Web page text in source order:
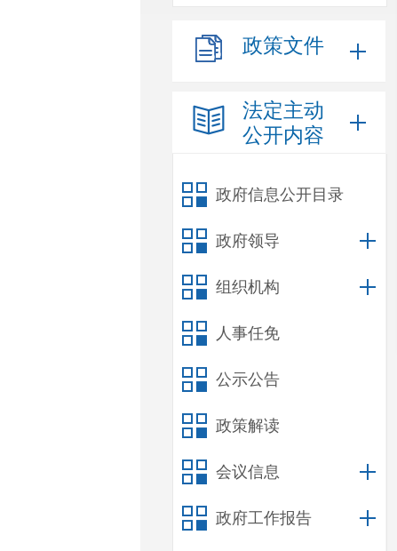
政策文件
法定主动
公开内容
政府信息公开目录
政府领导
组织机构
人事任免
公示公告
政策解读
会议信息
政府工作报告